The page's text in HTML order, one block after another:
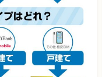
4,046円
光 3,660円
2,525円
のセット割は「光
光電話の料金も含め
人分の適用で算定
・
ト（月額550円）で
実質月額料金を記